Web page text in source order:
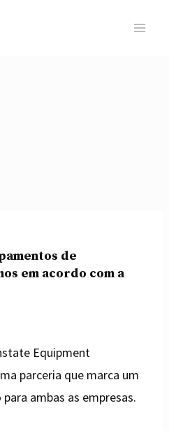
de
em acordo com a
Equipment
parceria que marca um
ambas as empresas.